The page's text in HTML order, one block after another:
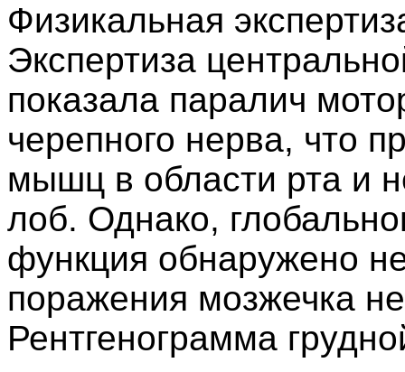
Физикальная
Экспертиза
показала паралич
черепного нерва, что
мышц в области рта и
лоб. Однако,
функция обнаружено
поражения мозжечка
Рентгенограмма